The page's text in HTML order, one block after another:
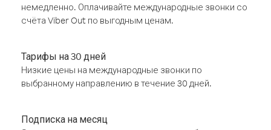
немедленно. Оплачивайте международные звонки со
счёта Viber Out по выгодным ценам.
Тарифы на 30 дней
Низкие цены на международные звонки по
выбранному направлению в течение 30 дней.
Подписка на месяц